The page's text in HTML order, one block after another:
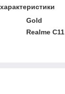
Gold
Realme С11